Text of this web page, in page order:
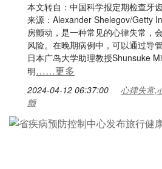
本文转自：中国科学报定期检查牙
来源：Alexander Shelegov/Getty
房颤动，是一种常见的心律失常，
风险。在晚期病例中，可以通过导
日本广岛大学助理教授Shunsuke
明……更多
2024-04-12 06:37:00
心律失常,
颤